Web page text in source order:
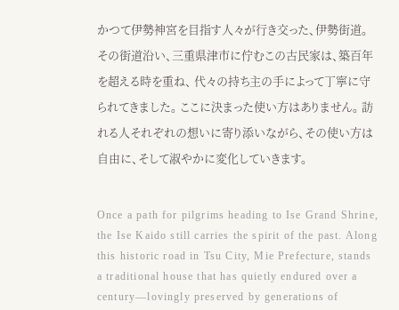
カフェ ウェディング
JR阿漕駅から徒歩15分、三交バスエンマ堂前から徒歩3分、津駅から車
（カフェ）月〜土・祝日 ： 9：00〜17：00
※日曜または17時以降、ウェディング貸切
かつて伊勢神宮を目指す人々が行き交った、伊勢街道。
その街道沿い、三重県津市に佇むこの古民家は、築百年
を超える時を重ね、 代々の持ち主の手によって丁寧に守
られてきました。 ここに決まった使い方はありません。 訪
れる人それぞれの想いに寄り添いながら、その使い方は
自由に、そして淑やかに変化していきます。
Once a path for pilgrims heading to Ise Grand Shrine,
the Ise Kaido still carries the spirit of the past. Along
this historic road in Tsu City, Mie Prefecture, stands
a traditional house that has quietly endured over a
century—lovingly preserved by generations of